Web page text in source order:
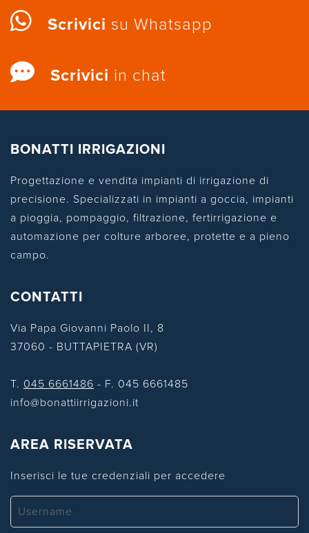
Scrivici su Whatsapp
Scrivici in chat
BONATTI IRRIGAZIONI
Progettazione e vendita impianti di irrigazione di
precisione. Specializzati in impianti a goccia, impianti
a pioggia, pompaggio, filtrazione, fertirrigazione e
automazione per colture arboree, protette e a pieno
campo.
CONTATTI
Via Papa Giovanni Paolo II, 8
37060 - BUTTAPIETRA (VR)
T. 045 6661486 - F. 045 6661485
info@bonattiirrigazioni.it
AREA RISERVATA
Inserisci le tue credenziali per accedere